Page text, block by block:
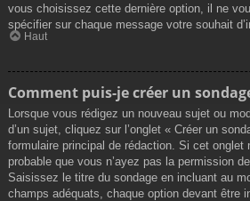
vous choisissez cette dernière option, il ne
spécifier sur chaque message votre souhait
Haut
Comment puis-je créer un
Lorsque vous rédigez un nouveau sujet ou
d’un sujet, cliquez sur l’onglet « Créer un
formulaire principal de rédaction. Si cet onglet
probable que vous n’ayez pas la permission
Saisissez le titre du sondage en incluant au
champs adéquats, chaque option devant être